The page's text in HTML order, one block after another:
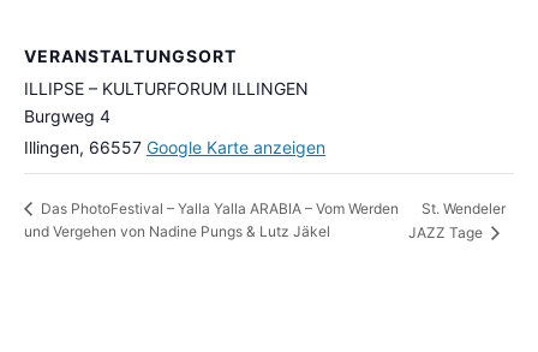
VERANSTALTUNGSORT
ILLIPSE – KULTURFORUM ILLINGEN
Burgweg 4
Illingen, 66557 Google Karte anzeigen
Das PhotoFestival – Yalla Yalla ARABIA – Vom Werden
und Vergehen von Nadine Pungs & Lutz Jäkel
St. Wendeler
JAZZ Tage